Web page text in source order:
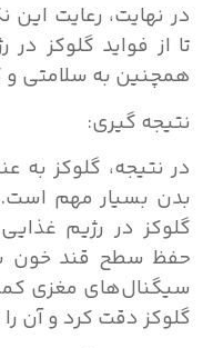
در نهایت، رعایت
تا از فواید گلوکز
همچنین به سلامتی
نتیجه گیری:
در نتیجه، گلوکز به
بدن بسیار مهم
گلوکز در رژیم
حفظ سطح قند خون
سیگنال‌های مغزی
گلوکز دقت کرد و آن